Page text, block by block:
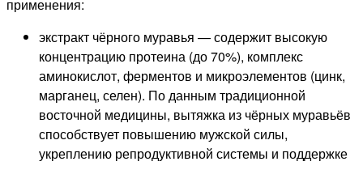
применения:
экстракт чёрного муравья — содержит высокую
концентрацию протеина (до 70%), комплекс
аминокислот, ферментов и микроэлементов (цинк,
марганец, селен). По данным традиционной
восточной медицины, вытяжка из чёрных муравьёв
способствует повышению мужской силы,
укреплению репродуктивной системы и поддержке